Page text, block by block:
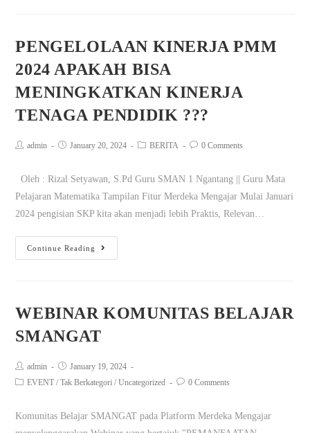
PENGELOLAAN KINERJA PMM
2024 APAKAH BISA
MENINGKATKAN KINERJA
TENAGA PENDIDIK ???
admin January 20, 2024 BERITA 0 Comments
Oleh : Rizal Setyawan, S.Pd Guru SMAN 1 Ngantang || Guru Mata
Pelajaran Matematika Tampilan Fitur Merdeka Mengajar Mulai Januari
2024 pengisian SKP kita akan menjadi lebih Praktis, Relevan…
Continue Reading
WEBINAR KOMUNITAS BELAJAR
SMANGAT
admin
January 19, 2024
EVENT / Tak Berkategori / Uncategorized 0 Comments
Komunitas Belajar SMANGAT pada Platform Merdeka Mengajar